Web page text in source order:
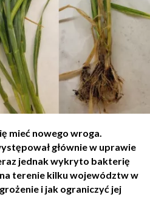
mieć nowego wroga.
głównie w uprawie
jednak wykryto bakterię
terenie kilku województw w
i jak ograniczyć jej